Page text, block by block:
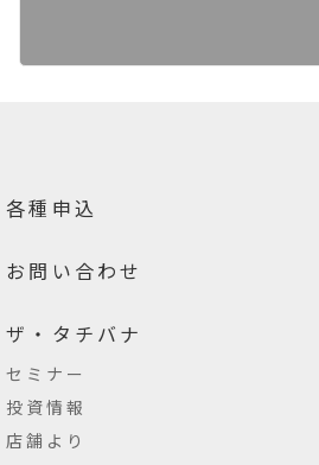
各種申込
お問い合わせ
ザ・タチバナ
セミナー
投資情報
店舗より